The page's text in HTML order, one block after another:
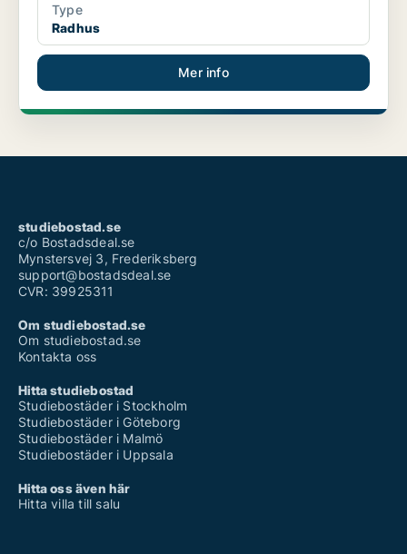
Type
Radhus
Mer info
studiebostad.se
c/o Bostadsdeal.se
Mynstersvej 3, Frederiksberg
support@bostadsdeal.se
CVR: 39925311
Om studiebostad.se
Om studiebostad.se
Kontakta oss
Hitta studiebostad
Studiebostäder i Stockholm
Studiebostäder i Göteborg
Studiebostäder i Malmö
Studiebostäder i Uppsala
Hitta oss även här
Hitta villa till salu